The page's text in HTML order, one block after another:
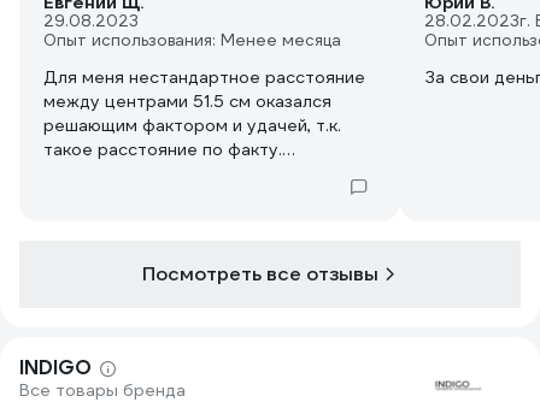
29.08.2023
Опыт использования: Менее месяца
Для меня нестандартное расстояние
между центрами 51.5 см оказался
решающим фактором и удачей, т.к.
такое расстояние по факту.
28.02.2023г.
Опыт
За свои
Посмотреть все отзывы
INDIGO
Все товары бренда